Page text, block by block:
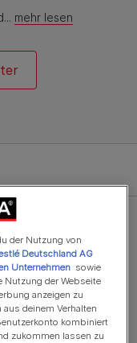
mehr lesen
der Nutzung von
Deutschland AG
Unternehmen sowie
Nutzung der Webseite
anzeigen zu
aus deinem Verhalten
kombiniert
zukommen lassen zu